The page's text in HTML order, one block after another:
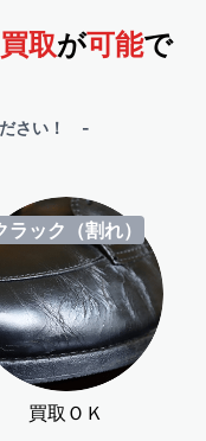
買取が可能で
さい！ -
ラック（割れ）
買取ＯＫ